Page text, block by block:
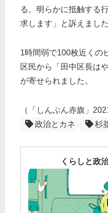
る。明らかに抵触する
求します」と訴えました
1時間弱で100枚近くの
区民から「田中区長は
が寄せられました。
（「しんぶん赤旗」
政治とカネ
杉
くらしと政